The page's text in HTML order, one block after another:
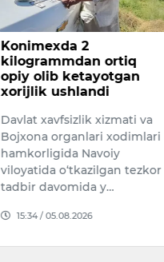
Konimexda 2
kilogrammdan ortiq
opiy olib ketayotgan
xorijlik ushlandi
Davlat xavfsizlik xizmati va
Bojxona organlari xodimlari
hamkorligida Navoiy
viloyatida o‘tkazilgan tezkor
tadbir davomida y…
15:34 / 05.08.2026